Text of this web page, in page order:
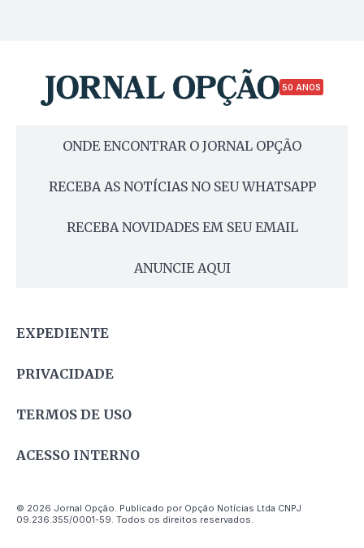
50 ANOS
ONDE ENCONTRAR O JORNAL OPÇÃO
RECEBA AS NOTÍCIAS NO SEU WHATSAPP
RECEBA NOVIDADES EM SEU EMAIL
ANUNCIE AQUI
EXPEDIENTE
PRIVACIDADE
TERMOS DE USO
ACESSO INTERNO
© 2026 Jornal Opção. Publicado por Opção Notícias Ltda CNPJ
09.236.355/0001-59. Todos os direitos reservados.